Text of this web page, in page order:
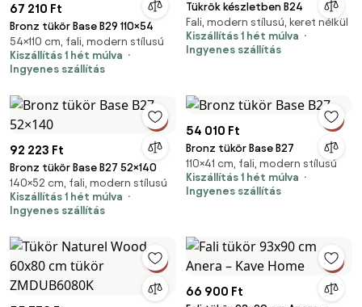
67 210 Ft
Bronz tükör Base B29 110×54
54×110 cm, fali, modern stílusú
Kiszállítás 1 hét múlva
Ingyenes szállítás
Tükrök készletben B24
Fali, modern stílusú, keret nélkül
Kiszállítás 1 hét múlva
Ingyenes szállítás
92 223 Ft
Bronz tükör Base B27 52×140
140×52 cm, fali, modern stílusú
Kiszállítás 1 hét múlva
Ingyenes szállítás
54 010 Ft
Bronz tükör Base B27
110×41 cm, fali, modern stílusú
Kiszállítás 1 hét múlva
Ingyenes szállítás
66 900 Ft